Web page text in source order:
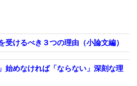
受けるべき３つの理由（小論文編）
始めなければ「ならない」深刻な理